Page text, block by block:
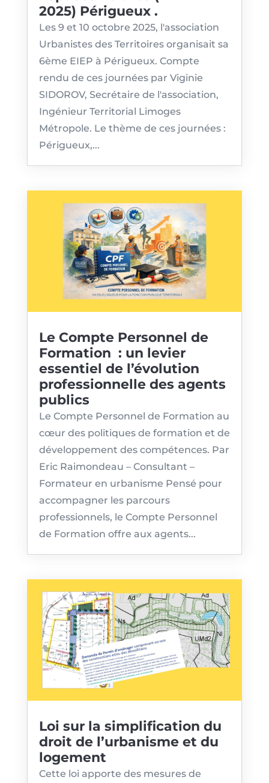
2025) Périgueux .
Les 9 et 10 octobre 2025, l'association
Urbanistes des Territoires organisait sa
6ème EIEP à Périgueux. Compte
rendu de ces journées par Viginie
SIDOROV, Secrétaire de l'association,
Ingénieur Territorial Limoges
Métropole. Le thème de ces journées :
Périgueux,...
Le Compte Personnel de
Formation : un levier
essentiel de l’évolution
professionnelle des agents
publics
Le Compte Personnel de Formation au
cœur des politiques de formation et de
développement des compétences. Par
Eric Raimondeau – Consultant –
Formateur en urbanisme Pensé pour
accompagner les parcours
professionnels, le Compte Personnel
de Formation offre aux agents...
Loi sur la simplification du
droit de l’urbanisme et du
logement
Cette loi apporte des mesures de